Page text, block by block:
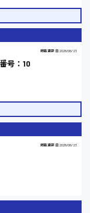
掲載更新日 2026/06/23
号：10
掲載更新日 2026/06/23